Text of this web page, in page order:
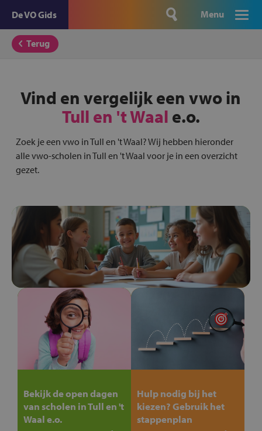
De VO Gids Menu
Terug
Vind en vergelijk een vwo in
Tull en 't Waal e.o.
Zoek je een vwo in Tull en 't Waal? Wij hebben hieronder
alle vwo-scholen in Tull en 't Waal voor je in een overzicht
gezet.
Bekijk de open dagen
van scholen in Tull en 't
Waal e.o.
Hulp nodig bij het
kiezen? Gebruik het
stappenplan